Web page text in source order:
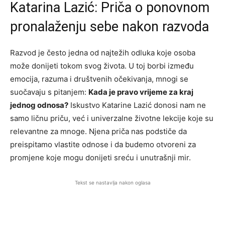
Katarina Lazić: Priča o ponovnom
pronalaženju sebe nakon razvoda
Razvod je često jedna od najtežih odluka koje osoba
može donijeti tokom svog života. U toj borbi između
emocija, razuma i društvenih očekivanja, mnogi se
suočavaju s pitanjem: Kada je pravo vrijeme za kraj
jednog odnosa? Iskustvo Katarine Lazić donosi nam ne
samo ličnu priču, već i univerzalne životne lekcije koje su
relevantne za mnoge. Njena priča nas podstiče da
preispitamo vlastite odnose i da budemo otvoreni za
promjene koje mogu donijeti sreću i unutrašnji mir.
Tekst se nastavlja nakon oglasa